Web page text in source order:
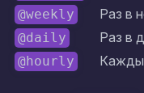
@weekly Раз в
@daily Раз в
@hourly